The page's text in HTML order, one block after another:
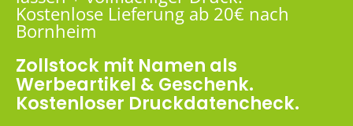
Kostenlose Lieferung ab 20€ nach
Bornheim
Zollstock mit Namen als
Werbeartikel & Geschenk.
Kostenloser Druckdatencheck.